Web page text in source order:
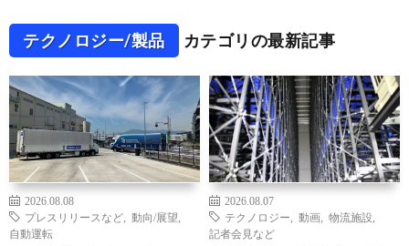
テクノロジー/製品 カテゴリの最新記事
2026.08.08
プレスリリースなど
動向/展望
自動運転
2026.08.07
テクノロジー
動画 物流施設
記者会見など